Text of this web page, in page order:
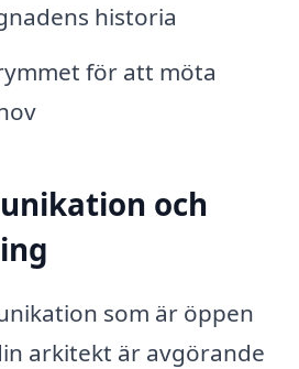
historia
för att möta
och
som är öppen
arkitekt är avgörande